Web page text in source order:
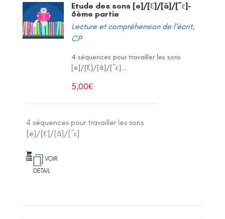
Etude des sons [e]/[Ɛ]/[ã]/[˜ε]-
6ème partie
Lecture et compréhension de l'écrit,
CP
4 séquences pour travailler les sons
[e]/[Ɛ]/[ã]/[˜ε]...
5,00€
4 séquences pour travailler les sons
[e]/[Ɛ]/[ã]/[˜ε]
VOIR
DETAIL